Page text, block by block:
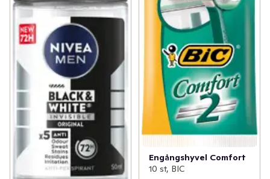
Engångshyvel Comfort
10 st, BIC